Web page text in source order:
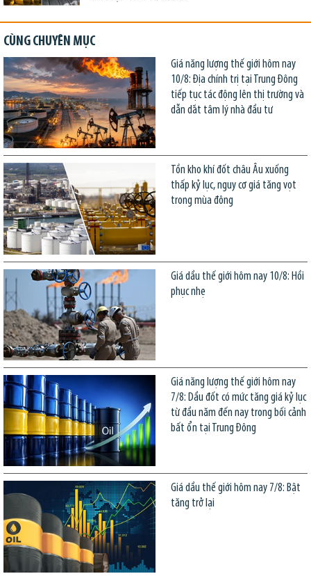
CÙNG CHUYÊN MỤC
Giá năng lượng thế giới hôm nay
10/8: Địa chính trị tại Trung Đông
tiếp tục tác động lên thị trường và
dẫn dắt tâm lý nhà đầu tư
Tồn kho khí đốt châu Âu xuống
thấp kỷ lục, nguy cơ giá tăng vọt
trong mùa đông
Giá dầu thế giới hôm nay 10/8: Hồi
phục nhẹ
Giá năng lượng thế giới hôm nay
7/8: Dầu đốt có mức tăng giá kỷ lục
từ đầu năm đến nay trong bối cảnh
bất ổn tại Trung Đông
Giá dầu thế giới hôm nay 7/8: Bật
tăng trở lại